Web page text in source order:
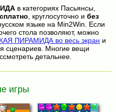
в категориях Пасьянсы,
, круглосуточно и без
языке на Min2Win. Если
стола позволяют, можно
ПИРАМИДА во весь экран и
сценариев. Многие вещи
детальнее.
игры